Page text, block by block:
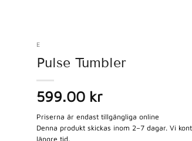
E
Pulse Tumbler
599.00 kr
Priserna är endast tillgängliga online
Denna produkt skickas inom 2–7 dagar. Vi
längre tid.